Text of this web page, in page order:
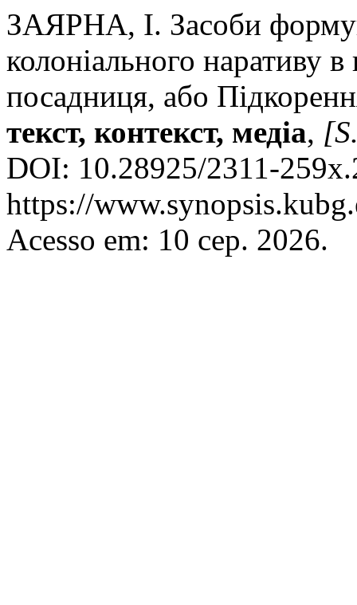
ЗАЯРНА, І. Засоби
колоніального наративу
посадниця, або
текст, контекст, медіа,
DOI: 10.28925/2311-
https://
Acesso em: 10 сер. 2026.